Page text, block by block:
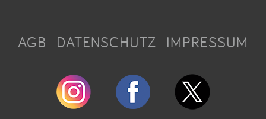
AGB DATENSCHUTZ IMPRESSUM